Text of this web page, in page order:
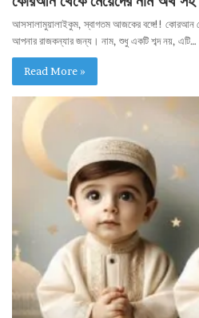
আসসালামুয়ালাইকুম, স্বাগতম আজকের বঙ্গে!! কোরআন
আপনার রাজকন্যার জন্য। নাম, শুধু একটি শব্দ নয়, এটি…
Read More »